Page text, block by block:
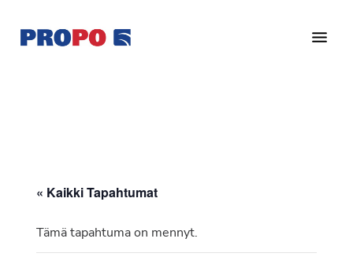
pääsisältöön
alatunnisteeseen
Ry
vuonna
« Kaikki Tapahtumat
Tämä tapahtuma on mennyt.